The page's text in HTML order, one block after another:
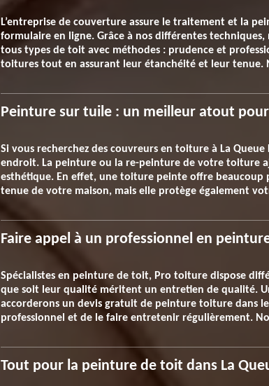
L’entreprise de couverture assure le traitement et la
formulaire en ligne. Grâce à nos différentes
tous types de toit avec méthodes : prudence et
toitures tout en assurant leur étanchéité et leur tenue.
Peinture sur tuile : un meilleur atout
Si vous recherchez des couvreurs en toiture à La
endroit. La peinture ou la re-peinture de votre toiture
esthétique. En effet, une toiture peinte offre beaucoup
tenue de votre maison, mais elle protège également
Faire appel à un professionnel en
Spécialistes en peinture de toit, Pro toiture dispose
que soit leur qualité méritent un entretien de qualité.
accorderons un devis gratuit de peinture toiture dans
professionnel et de le faire entretenir régulièrement.
Tout pour la peinture de toit dans La